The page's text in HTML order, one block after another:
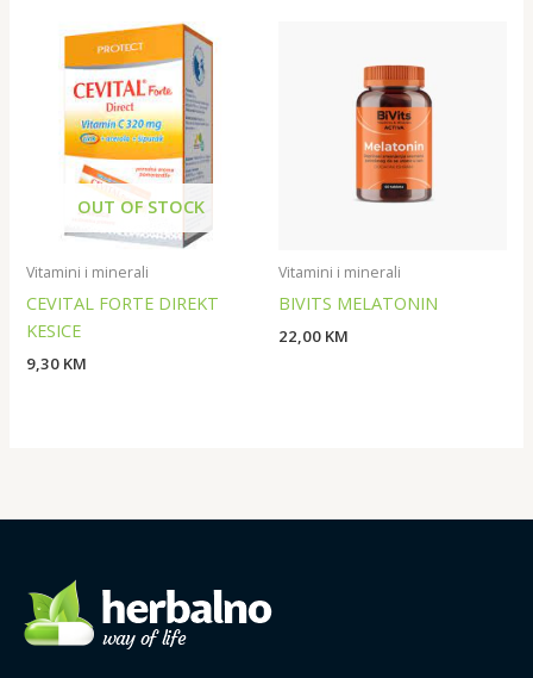
OUT OF STOCK
Vitamini i minerali
CEVITAL FORTE DIREKT
KESICE
9,30 KM
Vitamini i minerali
BIVITS MELATONIN
22,00 KM